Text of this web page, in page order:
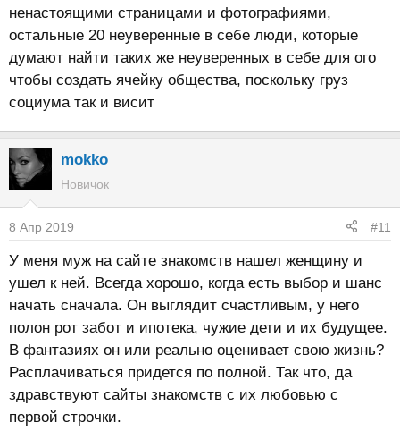
ненастоящими страницами и фотографиями,
остальные 20 неуверенные в себе люди, которые
думают найти таких же неуверенных в себе для ого
чтобы создать ячейку общества, поскольку груз
социума так и висит
mokko
Новичок
8 Апр 2019 #11
У меня муж на сайте знакомств нашел женщину и
ушел к ней. Всегда хорошо, когда есть выбор и шанс
начать сначала. Он выглядит счастливым, у него
полон рот забот и ипотека, чужие дети и их будущее.
В фантазиях он или реально оценивает свою жизнь?
Расплачиваться придется по полной. Так что, да
здравствуют сайты знакомств с их любовью с
первой строчки.